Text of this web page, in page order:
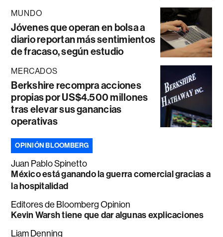
MUNDO
Jóvenes que operan en bolsa a
diario reportan más sentimientos
de fracaso, según estudio
MERCADOS
Berkshire recompra acciones
propias por US$4.500 millones
tras elevar sus ganancias
operativas
OPINIÓN BLOOMBERG
Juan Pablo Spinetto
México está ganando la guerra comercial gracias a
la hospitalidad
Editores de Bloomberg Opinion
Kevin Warsh tiene que dar algunas explicaciones
Liam Denning